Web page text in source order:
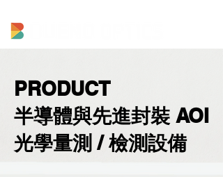
PRODUCT
半導體與先進封裝 AOI
光學量測 / 檢測設備